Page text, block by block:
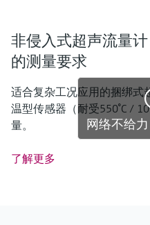
非侵入式超声流量
的测量要求
适合复杂工况应用的捆绑式
温型传感器（耐受550°C /
量。
了解更多